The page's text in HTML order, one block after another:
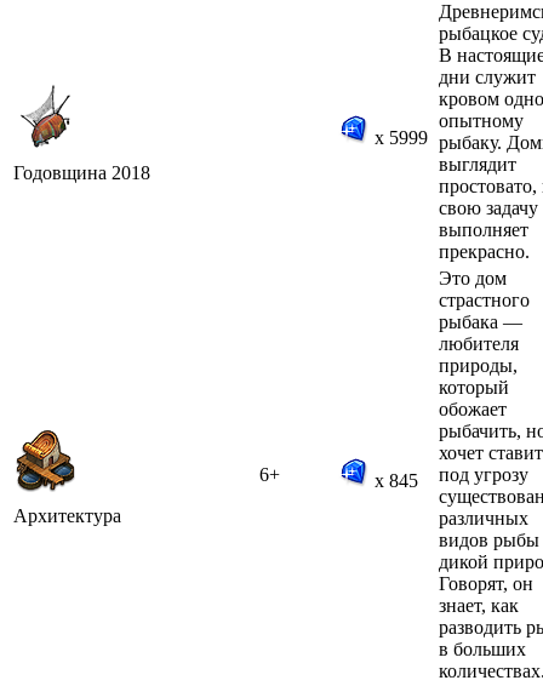
Годовщина 2018
x 5999
рыбацкое
В
дни служит
кровом
опытному
рыбаку.
выглядит
простовато,
свою задачу
выполняет
прекрасно.
Архитектура
6+ x 845
Это дом
страстного
рыбака —
любителя
природы,
который
обожает
рыбачить,
хочет
под угрозу
различных
видов рыбы
дикой
Говорят, он
знает, как
разводить
в больших